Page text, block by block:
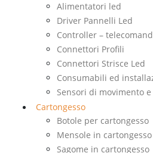
Alimentatori led
Driver Pannelli Led
Controller –
Connettori Profili
Connettori Strisce Led
Consumabili ed
Sensori di movimento
Cartongesso
Botole per cartongesso
Mensole in
Sagome in cartongesso